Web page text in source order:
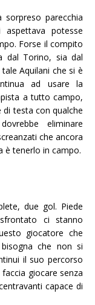
parecchia
potesse
Forse il compito
dal Torino, sia dal
Aquilani che si è
ad usare la
a tutto campo,
testa con qualche
eliminare
che ancora
è tenerlo in campo.
due gol. Piede
ci stanno
giocatore che
che non si
il suo percorso
giocare senza
capace di